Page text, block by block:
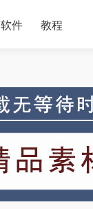
软件 教程